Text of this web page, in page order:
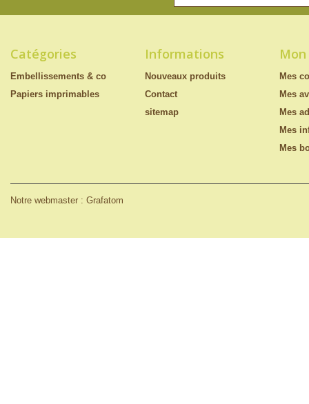
Catégories
Embellissements & co
Papiers imprimables
Informations
Nouveaux produits
Contact
sitemap
Notre webmaster : Grafatom
Mes
Mes
Mes
Mes
Mes